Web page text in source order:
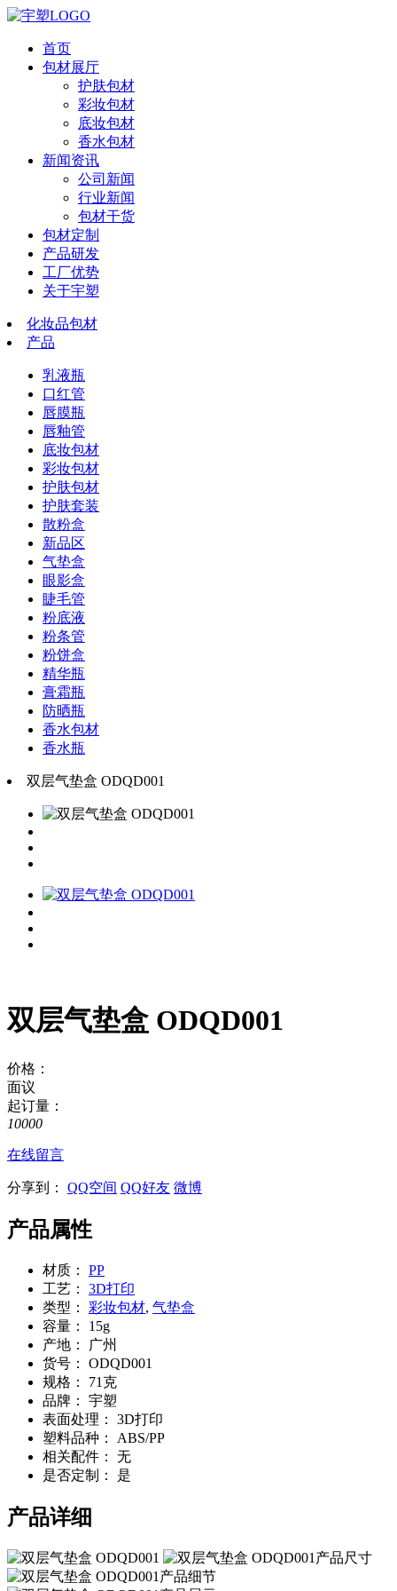
首页
包材展厅
护肤包材
彩妆包材
底妆包材
香水包材
新闻资讯
公司新闻
行业新闻
包材干货
包材定制
产品研发
工厂优势
关于宇塑
化妆品包材
产品
乳液瓶
口红管
唇膜瓶
唇釉管
底妆包材
彩妆包材
护肤包材
护肤套装
散粉盒
新品区
气垫盒
眼影盒
睫毛管
粉底液
粉条管
粉饼盒
精华瓶
膏霜瓶
防晒瓶
香水包材
香水瓶
双层气垫盒 ODQD001
双层气垫盒 ODQD001
价格：
面议
起订量：
10000
在线留言
分享到： QQ空间 QQ好友 微博
产品属性
材质：
PP
工艺：
3D打印
类型：
彩妆包材, 气垫盒
容量：
15g
产地：
广州
货号：
ODQD001
规格：
71克
品牌：
宇塑
表面处理：
3D打印
塑料品种：
ABS/PP
相关配件：
无
是否定制：
是
产品详细